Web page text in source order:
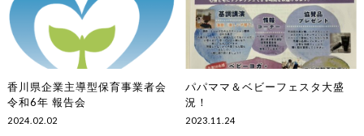
香川県企業主導型保育事業者会
令和6年 報告会
2024.02.02
パパママ＆ベビーフェスタ大盛
況！
2023.11.24